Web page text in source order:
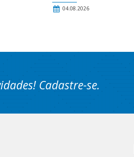
04.08.2026
Cadastre-se.